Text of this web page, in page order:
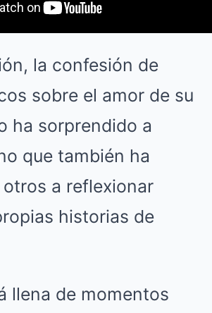
la confesión de
sobre el amor de su
ha sorprendido a
que también ha
a reflexionar
historias de
llena de momentos